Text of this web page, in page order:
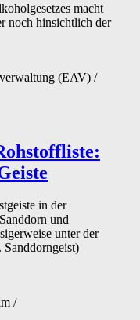
macht
noch hinsichtlich der
(EAV) /
in der
und
unter der
Sanddorngeist)
/